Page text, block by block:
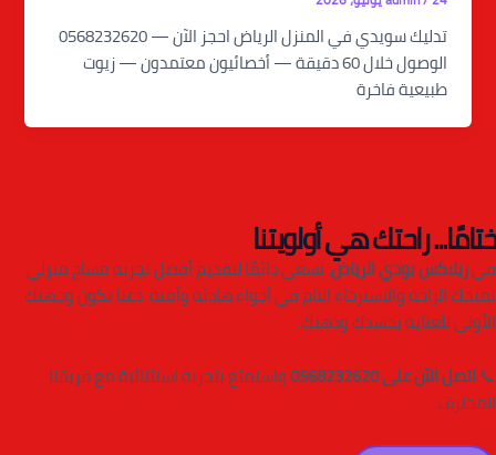
تدليك سويدي في المنزل الرياض احجز الآن — 0568232620
الوصول خلال 60 دقيقة — أخصائيون معتمدون — زيوت
طبيعية فاخرة
ختامًا... راحتك هي أولويتنا
فيريلاكس بودي الرياض، نسعى دائمًا لتقديم أفضل تجربة مساج منزلي
تمنحك الراحة والاسترخاء التام في أجواء هادئة وآمنة. دعنا نكون وجهتك
الأولى للعناية بجسدك وذهنك.
📞اتصل الآن على 0568232620
واستمتع بتجربة استثنائية مع فريقنا
المحترف.